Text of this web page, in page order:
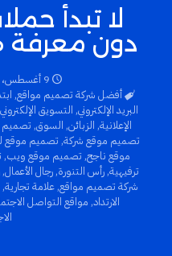
لا تبدأ
دون معرفة
9 أغسطس، 2017
أفضل شركة تصميم مواقع,
البريد الإلكتروني, التسويق الإلكتروني
الإعلانية, الزبائن, السوق, تصميم
تصميم موقع شركة, تصميم موقع
موقع ناجح, تصميم موقع ويب,
ترفيهية, رأس التنورة, رجال الأعمال,
شركة تصميم مواقع,علامة تجارية,
الارتداد, مواقع التواصل